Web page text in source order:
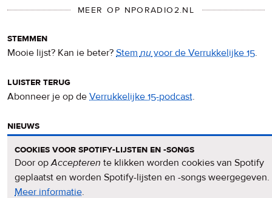
MEER OP NPORADIO2.NL
stemmen
Mooie lijst? Kan ie beter? Stem nu voor de Verrukkelijke 15.
luister terug
Abonneer je op de Verrukkelijke 15-podcast.
nieuws
HetVerrukkelijke 15-nieuwsop de NPO Radio 2-website.
nieuwsbrief
Meld je aan voor deVerrukkelijke 15-nieuwsbrief.
cookies voor spotify-lijsten en -songs
Door opAccepteren te klikken worden cookies van Spotify
geplaatst en worden Spotify-lijsten en -songs weergegeven.
Meer informatieover
.